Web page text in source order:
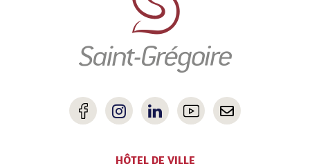
Lien Lien
vers
Lien Lien Nous
HÔTEL DE VILLE